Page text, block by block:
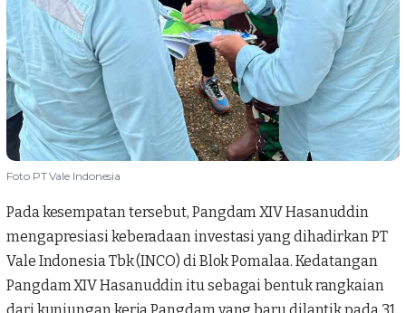
Foto PT Vale Indonesia
Pada kesempatan tersebut, Pangdam XIV Hasanuddin
mengapresiasi keberadaan investasi yang dihadirkan PT
Vale Indonesia Tbk (INCO) di Blok Pomalaa. Kedatangan
Pangdam XIV Hasanuddin itu sebagai bentuk rangkaian